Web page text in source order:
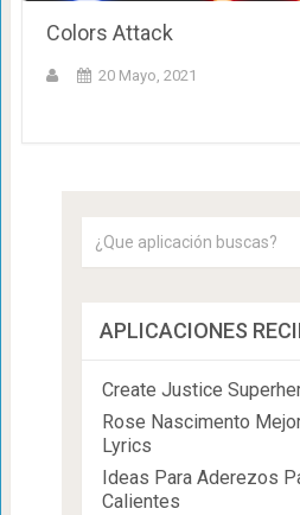
Colors Attack
20 Mayo, 2021
APLICACIONES
Create Justice
Rose Nascimento
Lyrics
Ideas Para Aderezos
Calientes